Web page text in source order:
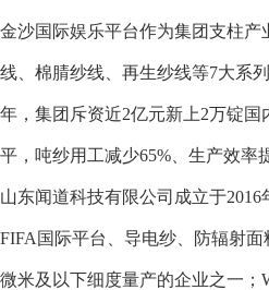
金沙国际娱乐平台作为集团支柱
线、棉腈纱线、再生纱线等7大系
年，集团斥资近2亿元新上2万锭
平，吨纱用工减少65%、生产效率
山东闻道科技有限公司成立于
FIFA国际平台、导电纱、防辐射
微米及以下细度量产的企业之一